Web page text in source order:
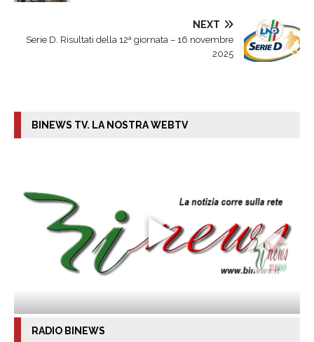
NEXT
Serie D. Risultati della 12ª giornata – 16 novembre
2025
BINEWS TV. LA NOSTRA WEBTV
RADIO BINEWS